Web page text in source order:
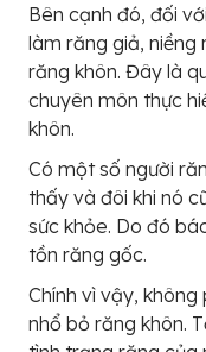
Bên cạnh đó, đối
làm răng giả, niềng
răng khôn. Đây là
chuyên môn thực
khôn.
Có một số người
thấy và đôi khi nó
sức khỏe. Do đó
tồn răng gốc.
Chính vì vậy,
nhổ bỏ răng khôn.